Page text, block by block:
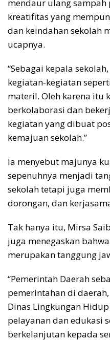
mendaur ulang
kreatifitas yang
dan keindahan sekolah
ucapnya.
“Sebagai kepala
kegiatan-kegiatan
materil. Oleh karena itu
berkolaborasi dan
kegiatan yang dibuat
kemajuan sekolah.”
Ia menyebut majunya
sepenuhnya menjadi
sekolah tetapi juga
dorongan, dan
Tak hanya itu, Mirsa
juga menegaskan
merupakan tanggung
“Pemerintah Daerah
pemerintahan di
Dinas Lingkungan
pelayanan dan edukasi
berkelanjutan kepada